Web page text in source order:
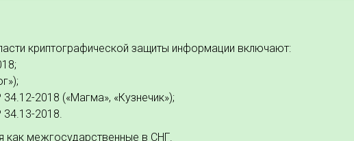
криптографической защиты информации включают:
2018 («Магма», «Кузнечик»);
2018.
как межгосударственные в СНГ.